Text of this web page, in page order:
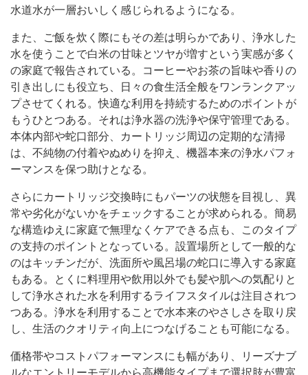
水道水が一層おいしく感じられるようになる。
また、ご飯を炊く際にもその差は明らかであり、浄水した
水を使うことで白米の甘味とツヤが増すという実感が多く
の家庭で報告されている。コーヒーやお茶の旨味や香りの
引き出しにも役立ち、日々の食生活全般をワンランクアッ
プさせてくれる。快適な利用を持続するためのポイントが
もうひとつある。それは浄水器の洗浄や保守管理である。
本体内部や蛇口部分、カートリッジ周辺の定期的な清掃
は、不純物の付着やぬめりを抑え、機器本来の浄水パフォ
ーマンスを保つ助けとなる。
さらにカートリッジ交換時にもパーツの状態を目視し、異
常や劣化がないかをチェックすることが求められる。簡易
な構造ゆえに家庭で無理なくケアできる点も、このタイプ
の支持のポイントとなっている。設置場所として一般的な
のはキッチンだが、洗面所や風呂場の蛇口に導入する家庭
もある。とくに料理用や飲用以外でも髪や肌への気配りと
して浄水された水を利用するライフスタイルは注目されつ
つある。浄水を利用することで水本来のやさしさを取り戻
し、生活のクオリティ向上につなげることも可能になる。
価格帯やコストパフォーマンスにも幅があり、リーズナブ
ルなエントリーモデルから高機能タイプまで選択肢が豊富